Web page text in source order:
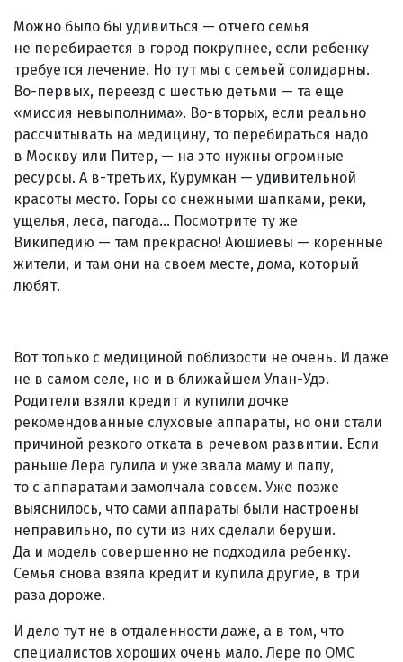
Можно было бы удивиться — отчего семья
не перебирается в город покрупнее, если ребенку
требуется лечение. Но тут мы с семьей солидарны.
Во-первых, переезд с шестью детьми — та еще
«миссия невыполнима». Во-вторых, если реально
рассчитывать на медицину, то перебираться надо
в Москву или Питер, — на это нужны огромные
ресурсы. А в-третьих, Курумкан — удивительной
красоты место. Горы со снежными шапками, реки,
ущелья, леса, пагода... Посмотрите ту же
Википедию — там прекрасно! Аюшиевы — коренные
жители, и там они на своем месте, дома, который
любят.
Вот только с медициной поблизости не очень. И даже
не в самом селе, но и в ближайшем Улан-Удэ.
Родители взяли кредит и купили дочке
рекомендованные слуховые аппараты, но они стали
причиной резкого отката в речевом развитии. Если
раньше Лера гулила и уже звала маму и папу,
то с аппаратами замолчала совсем. Уже позже
выяснилось, что сами аппараты были настроены
неправильно, по сути из них сделали беруши.
Да и модель совершенно не подходила ребенку.
Семья снова взяла кредит и купила другие, в три
раза дороже.
И дело тут не в отдаленности даже, а в том, что
специалистов хороших очень мало. Лере по ОМС